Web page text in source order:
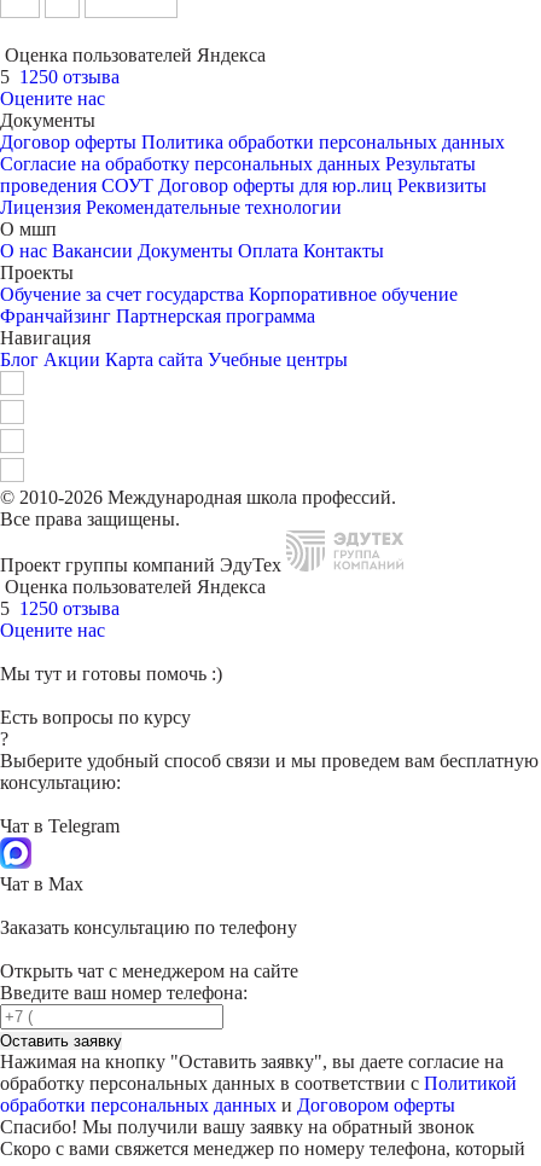
Оценка пользователей Яндекса
5 1250 отзыва
Оцените нас
Документы
Договор оферты Политика обработки персональных данных
Согласие на обработку персональных данных Результаты
проведения СОУТ Договор оферты для юр.лиц Реквизиты
Лицензия Рекомендательные технологии
О мшп
О нас Вакансии Документы Оплата Контакты
Проекты
Обучение за счет государства Корпоративное обучение
Франчайзинг Партнерская программа
Навигация
Блог Акции Карта сайта Учебные центры
© 2010-2026 Международная школа профессий.
Все права защищены.
Проект группы компаний ЭдуТех
Оценка пользователей Яндекса
5 1250 отзыва
Оцените нас
Мы тут и готовы помочь :)
Есть вопросы по курсу
?
Выберите удобный способ связи и мы проведем вам бесплатную
консультацию:
Чат в Telegram
Чат в Max
Заказать консультацию по телефону
Открыть чат с менеджером на сайте
Введите ваш номер телефона:
Оставить заявку
Нажимая на кнопку "Оставить заявку", вы даете согласие на
обработку персональных данных в соответствии с Политикой
обработки персональных данных и Договором оферты
Спасибо! Мы получили вашу заявку на обратный звонок
Скоро с вами свяжется менеджер по номеру телефона, который